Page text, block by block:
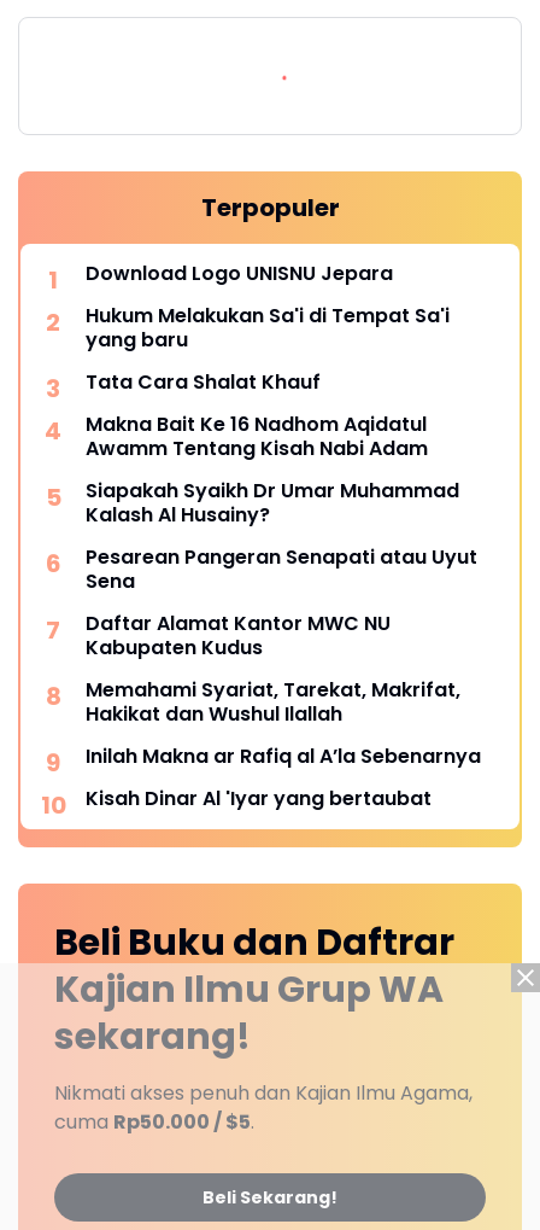
Terpopuler
Download Logo UNISNU Jepara
Hukum Melakukan Sa'i di Tempat Sa'i
yang baru
Tata Cara Shalat Khauf
Makna Bait Ke 16 Nadhom Aqidatul
Awamm Tentang Kisah Nabi Adam
Siapakah Syaikh Dr Umar Muhammad
Kalash Al Husainy?
Pesarean Pangeran Senapati atau Uyut
Sena
Daftar Alamat Kantor MWC NU
Kabupaten Kudus
Memahami Syariat, Tarekat, Makrifat,
Hakikat dan Wushul Ilallah
Inilah Makna ar Rafiq al A’la Sebenarnya
Kisah Dinar Al 'Iyar yang bertaubat
Beli Buku dan Daftrar
Kajian Ilmu Grup WA
sekarang!
Nikmati akses penuh dan Kajian Ilmu Agama,
cuma Rp50.000 / $5.
Beli Sekarang!